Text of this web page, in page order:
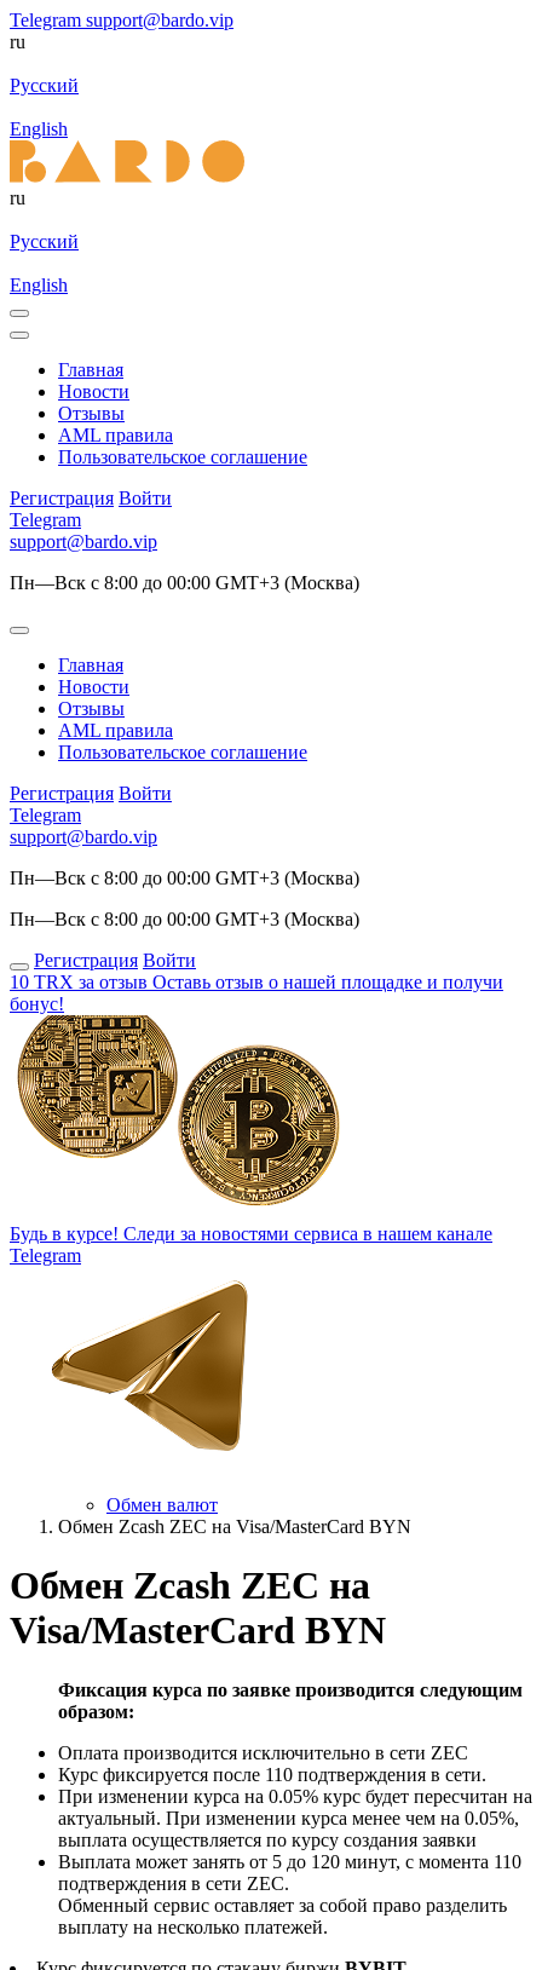
Telegram support@bardo.vip
ru
Русский
English
ru
Русский
English
Главная
Новости
Отзывы
AML правила
Пользовательское соглашение
Регистрация Войти
Telegram
support@bardo.vip
Пн—Вск с 8:00 до 00:00 GMT+3 (Москва)
Главная
Новости
Отзывы
AML правила
Пользовательское соглашение
Регистрация Войти
Telegram
support@bardo.vip
Пн—Вск с 8:00 до 00:00 GMT+3 (Москва)
Пн—Вск с 8:00 до 00:00 GMT+3 (Москва)
Регистрация Войти
10 TRX за отзыв Оставь отзыв о нашей площадке и получи
бонус!
Будь в курсе! Следи за новостями сервиса в нашем канале
Telegram
Обмен валют
Обмен Zcash ZEC на Visa/MasterCard BYN
Обмен Zcash ZEC на
Visa/MasterCard BYN
Фиксация курса по заявке производится следующим
образом:
Оплата производится исключительно в сети ZEC
Курс фиксируется после 110 подтверждения в сети.
При изменении курса на 0.05% курс будет пересчитан на
актуальный. При изменении курса менее чем на 0.05%,
выплата осуществляется по курсу создания заявки
Выплата может занять от 5 до 120 минут, с момента 110
подтверждения в сети ZEC.
Обменный сервис оставляет за собой право разделить
выплату на несколько платежей.